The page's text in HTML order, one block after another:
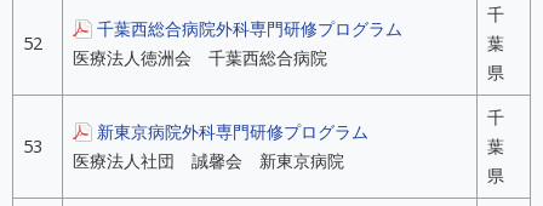
52
千葉西総合病院外科専門研修プログラム
医療法人徳洲会 千葉西総合病院
千
葉
県
53
新東京病院外科専門研修プログラム
医療法人社団 誠馨会 新東京病院
千
葉
県